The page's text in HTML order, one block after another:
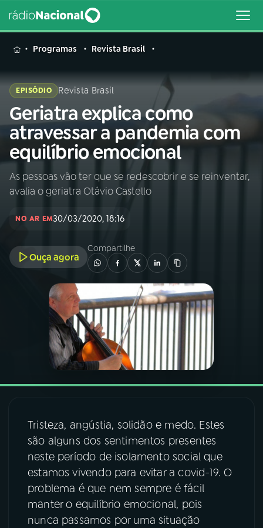
MENU
Buscar
na
Rádio
Nacional
Buscar
AO VIVO
INÍCIO
A RÁDIO
PROGRAMAÇÃO
PROGRAMAS
PODCASTS
07 ÚLTIMAS
08FESTIVAL DE MÚSICA
ACOMPANHE A RÁDIO NACIONAL
Programas Revista Brasil
EPISÓDIO Revista Brasil
Geriatra explica como
atravessar a pandemia com
equilíbrio emocional
As pessoas vão ter que se redescobrir e se reinventar,
avalia o geriatra Otávio Castello
NO AR EM30/03/2020, 18:16
Ouça agora
Compartilhe
Tristeza, angústia, solidão e medo. Estes
são alguns dos sentimentos presentes
neste período de isolamento social que
estamos vivendo para evitar a covid-19. O
problema é que nem sempre é fácil
manter o equilíbrio emocional, pois
nunca passamos por uma situação